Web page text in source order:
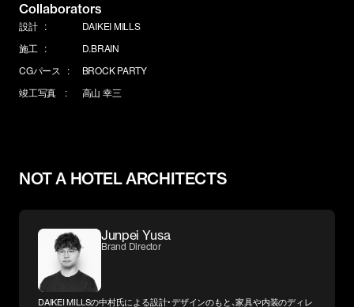
Collaborators
設計
DAIKEI MILLS
施工
D.BRAIN
CGパース
BROCK PARTY
竣工写真
高山 幸三
NOT A HOTEL ARCHITECTS
Junpei Yusa
Brand Director
DAIKEI MILLSの中村氏による設計・デザインのもと、家具や内装のディレ